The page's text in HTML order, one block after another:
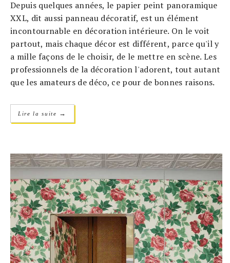
Depuis quelques années, le papier peint panoramique
XXL, dit aussi panneau décoratif, est un élément
incontournable en décoration intérieure. On le voit
partout, mais chaque décor est différent, parce qu'il y
a mille façons de le choisir, de le mettre en scène. Les
professionnels de la décoration l'adorent, tout autant
que les amateurs de déco, ce pour de bonnes raisons.
Lire la suite →